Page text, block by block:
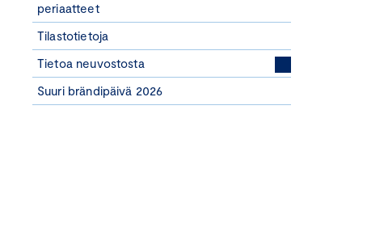
periaatteet
Tilastotietoja
Tietoa neuvostosta
Suuri brändipäivä 2026